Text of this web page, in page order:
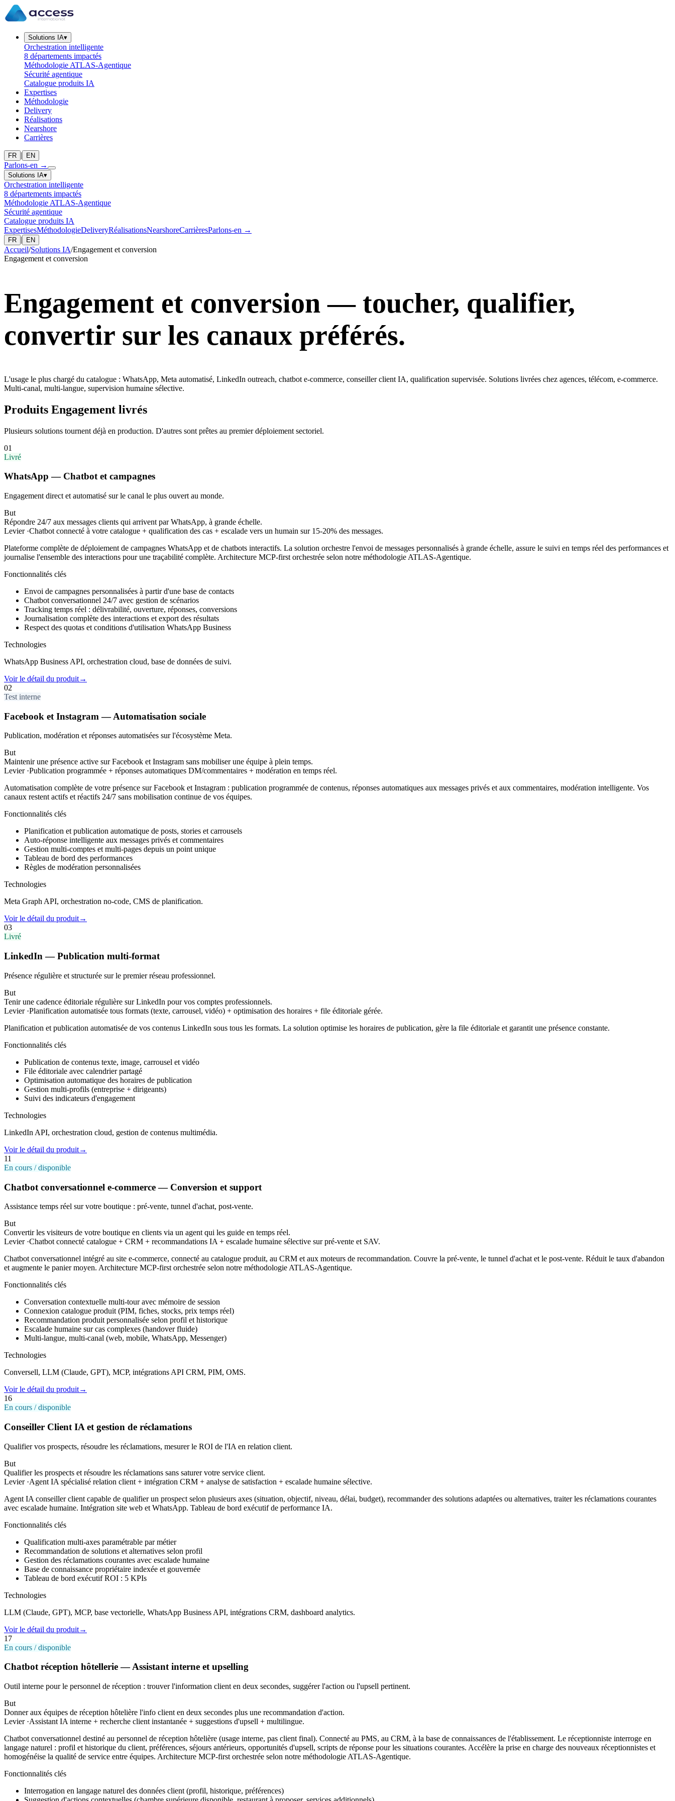
Solutions IA▾
Orchestration intelligente
8 départements impactés
Méthodologie ATLAS-Agentique
Sécurité agentique
Catalogue produits IA
Expertises
Méthodologie
Delivery
Réalisations
Nearshore
Carrières
FR | EN
Parlons-en →
Solutions IA▾
Orchestration intelligente
8 départements impactés
Méthodologie ATLAS-Agentique
Sécurité agentique
Catalogue produits IA
ExpertisesMéthodologieDeliveryRéalisationsNearshoreCarrièresParlons-en →
FR | EN
Accueil/Solutions IA/Engagement et conversion
Engagement et conversion
Engagement et conversion — toucher, qualifier,
convertir sur les canaux préférés.
L'usage le plus chargé du catalogue : WhatsApp, Meta automatisé, LinkedIn outreach, chatbot e-commerce, conseiller client IA, qualification supervisée. Solutions livrées chez agences, télécom, e-commerce.
Multi-canal, multi-langue, supervision humaine sélective.
Produits Engagement livrés
Plusieurs solutions tournent déjà en production. D'autres sont prêtes au premier déploiement sectoriel.
01
Livré
WhatsApp — Chatbot et campagnes
Engagement direct et automatisé sur le canal le plus ouvert au monde.
But
Répondre 24/7 aux messages clients qui arrivent par WhatsApp, à grande échelle.
Levier·Chatbot connecté à votre catalogue + qualification des cas + escalade vers un humain sur 15-20% des messages.
Plateforme complète de déploiement de campagnes WhatsApp et de chatbots interactifs. La solution orchestre l'envoi de messages personnalisés à grande échelle, assure le suivi en temps réel des performances et
journalise l'ensemble des interactions pour une traçabilité complète. Architecture MCP-first orchestrée selon notre méthodologie ATLAS-Agentique.
Fonctionnalités clés
Envoi de campagnes personnalisées à partir d'une base de contacts
Chatbot conversationnel 24/7 avec gestion de scénarios
Tracking temps réel : délivrabilité, ouverture, réponses, conversions
Journalisation complète des interactions et export des résultats
Respect des quotas et conditions d'utilisation WhatsApp Business
Technologies
WhatsApp Business API, orchestration cloud, base de données de suivi.
Voir le détail du produit→
02
Test interne
Facebook et Instagram — Automatisation sociale
Publication, modération et réponses automatisées sur l'écosystème Meta.
But
Maintenir une présence active sur Facebook et Instagram sans mobiliser une équipe à plein temps.
Levier·Publication programmée + réponses automatiques DM/commentaires + modération en temps réel.
Automatisation complète de votre présence sur Facebook et Instagram : publication programmée de contenus, réponses automatiques aux messages privés et aux commentaires, modération intelligente. Vos
canaux restent actifs et réactifs 24/7 sans mobilisation continue de vos équipes.
Fonctionnalités clés
Planification et publication automatique de posts, stories et carrousels
Auto-réponse intelligente aux messages privés et commentaires
Gestion multi-comptes et multi-pages depuis un point unique
Tableau de bord des performances
Règles de modération personnalisées
Technologies
Meta Graph API, orchestration no-code, CMS de planification.
Voir le détail du produit→
03
Livré
LinkedIn — Publication multi-format
Présence régulière et structurée sur le premier réseau professionnel.
But
Tenir une cadence éditoriale régulière sur LinkedIn pour vos comptes professionnels.
Levier·Planification automatisée tous formats (texte, carrousel, vidéo) + optimisation des horaires + file éditoriale gérée.
Planification et publication automatisée de vos contenus LinkedIn sous tous les formats. La solution optimise les horaires de publication, gère la file éditoriale et garantit une présence constante.
Fonctionnalités clés
Publication de contenus texte, image, carrousel et vidéo
File éditoriale avec calendrier partagé
Optimisation automatique des horaires de publication
Gestion multi-profils (entreprise + dirigeants)
Suivi des indicateurs d'engagement
Technologies
LinkedIn API, orchestration cloud, gestion de contenus multimédia.
Voir le détail du produit→
11
En cours / disponible
Chatbot conversationnel e-commerce — Conversion et support
Assistance temps réel sur votre boutique : pré-vente, tunnel d'achat, post-vente.
But
Convertir les visiteurs de votre boutique en clients via un agent qui les guide en temps réel.
Levier·Chatbot connecté catalogue + CRM + recommandations IA + escalade humaine sélective sur pré-vente et SAV.
Chatbot conversationnel intégré au site e-commerce, connecté au catalogue produit, au CRM et aux moteurs de recommandation. Couvre la pré-vente, le tunnel d'achat et le post-vente. Réduit le taux d'abandon
et augmente le panier moyen. Architecture MCP-first orchestrée selon notre méthodologie ATLAS-Agentique.
Fonctionnalités clés
Conversation contextuelle multi-tour avec mémoire de session
Connexion catalogue produit (PIM, fiches, stocks, prix temps réel)
Recommandation produit personnalisée selon profil et historique
Escalade humaine sur cas complexes (handover fluide)
Multi-langue, multi-canal (web, mobile, WhatsApp, Messenger)
Technologies
Conversell, LLM (Claude, GPT), MCP, intégrations API CRM, PIM, OMS.
Voir le détail du produit→
16
En cours / disponible
Conseiller Client IA et gestion de réclamations
Qualifier vos prospects, résoudre les réclamations, mesurer le ROI de l'IA en relation client.
But
Qualifier les prospects et résoudre les réclamations sans saturer votre service client.
Levier·Agent IA spécialisé relation client + intégration CRM + analyse de satisfaction + escalade humaine sélective.
Agent IA conseiller client capable de qualifier un prospect selon plusieurs axes (situation, objectif, niveau, délai, budget), recommander des solutions adaptées ou alternatives, traiter les réclamations courantes
avec escalade humaine. Intégration site web et WhatsApp. Tableau de bord exécutif de performance IA.
Fonctionnalités clés
Qualification multi-axes paramétrable par métier
Recommandation de solutions et alternatives selon profil
Gestion des réclamations courantes avec escalade humaine
Base de connaissance propriétaire indexée et gouvernée
Tableau de bord exécutif ROI : 5 KPIs
Technologies
LLM (Claude, GPT), MCP, base vectorielle, WhatsApp Business API, intégrations CRM, dashboard analytics.
Voir le détail du produit→
17
En cours / disponible
Chatbot réception hôtellerie — Assistant interne et upselling
Outil interne pour le personnel de réception : trouver l'information client en deux secondes, suggérer l'action ou l'upsell pertinent.
But
Donner aux équipes de réception hôtelière l'info client en deux secondes plus une recommandation d'action.
Levier·Assistant IA interne + recherche client instantanée + suggestions d'upsell + multilingue.
Chatbot conversationnel destiné au personnel de réception hôtelière (usage interne, pas client final). Connecté au PMS, au CRM, à la base de connaissances de l'établissement. Le réceptionniste interroge en
langage naturel : profil et historique du client, préférences, séjours antérieurs, opportunités d'upsell, scripts de réponse pour les situations courantes. Accélère la prise en charge des nouveaux réceptionnistes et
homogénéise la qualité de service entre équipes. Architecture MCP-first orchestrée selon notre méthodologie ATLAS-Agentique.
Fonctionnalités clés
Interrogation en langage naturel des données client (profil, historique, préférences)